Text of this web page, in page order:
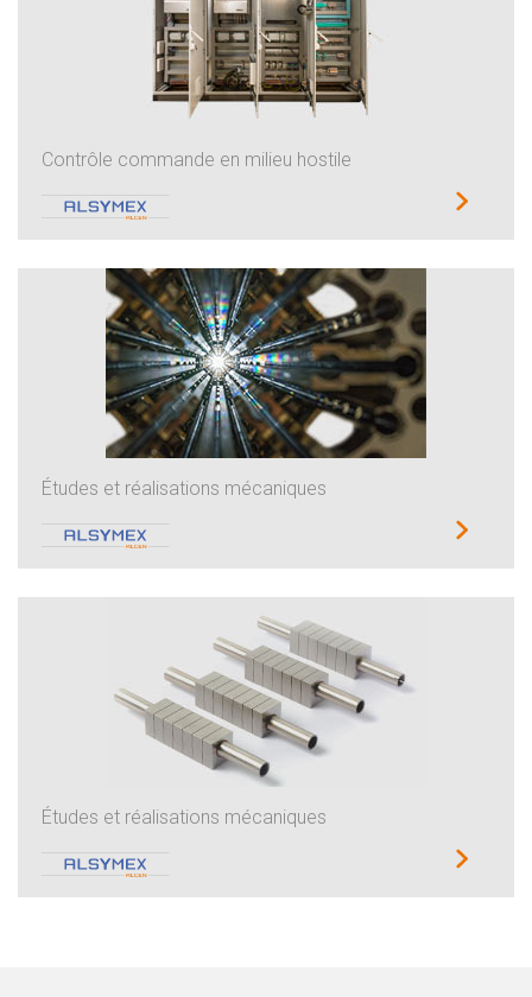
Contrôle commande en milieu hostile
Études et réalisations mécaniques
Études et réalisations mécaniques